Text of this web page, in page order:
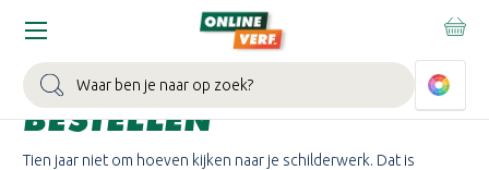
Zoeken
Home Sigma Sigma S2U Sigma S2U Allure
SIGMA S2U ALLURE
BESTELLEN
Tien jaar niet om hoeven kijken naar je schilderwerk. Dat is